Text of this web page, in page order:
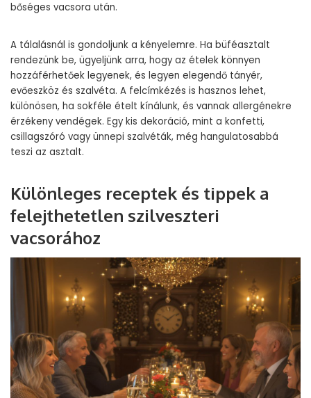
bőséges vacsora után.
A tálalásnál is gondoljunk a kényelemre. Ha büféasztalt
rendezünk be, ügyeljünk arra, hogy az ételek könnyen
hozzáférhetőek legyenek, és legyen elegendő tányér,
evőeszköz és szalvéta. A felcímkézés is hasznos lehet,
különösen, ha sokféle ételt kínálunk, és vannak allergénekre
érzékeny vendégek. Egy kis dekoráció, mint a konfetti,
csillagszóró vagy ünnepi szalvéták, még hangulatosabbá
teszi az asztalt.
Különleges receptek és tippek a
felejthetetlen szilveszteri
vacsorához